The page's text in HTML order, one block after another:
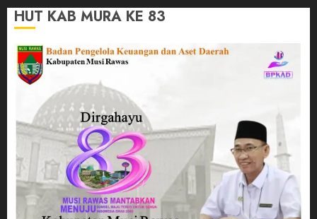
HUT KAB MURA KE 83